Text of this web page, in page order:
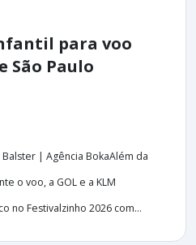
para voo
São Paulo
| Agência BokaAlém da
o voo, a GOL e a KLM
no Festivalzinho 2026 com...